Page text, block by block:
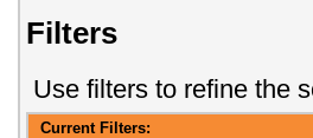
Filters
Use filters to refine the
Current Filters: